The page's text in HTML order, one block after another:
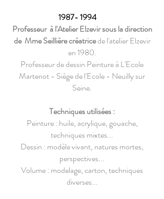
1987- 1994
Professeur à l'Atelier Elzevir sous la direction
de Mme Seillière créatricede l'atelier Elzevir
en 1980.
Professeur de dessin Peinture à L'Ecole
Martenot - Siège de l'Ecole - Neuilly sur
Seine.
Techniques utilisées :
Peinture : huile, acrylique, gouache,
techniques mixtes...
Dessin : modèle vivant, natures mortes,
perspectives...
Volume : modelage, carton, techniques
diverses...